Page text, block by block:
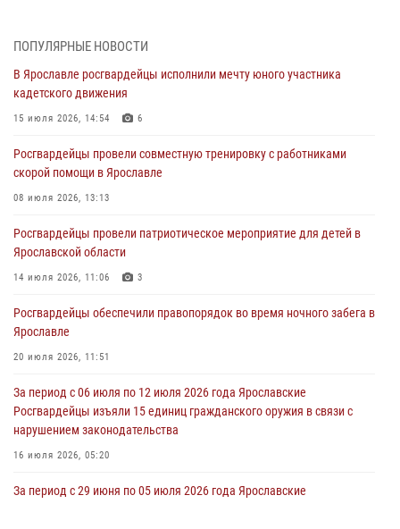
03 августа 2026, 07:24
Ярославские росгвардейцы за прошедшую неделю совершили
более 300 выездов по сигналам «тревога»
03 августа 2026, 07:09
Росгвардейцы оказали помощь беременной женщине во время
празднования Дня ВДВ в Ярославле
03 августа 2026, 06:20
За период с 20 июля по 26 июля 2026 года Ярославские
Росгвардейцы изъяли 41 единицу гражданского оружия в связи с
нарушением законодательства
В региональном управлении Росгвардии состоялся молебен,
приуроченный к празднику Крещения Руси
ПОПУЛЯРНЫЕ НОВОСТИ
В Ярославле росгвардейцы исполнили мечту юного участника
кадетского движения
15 июля 2026, 14:54 6
Росгвардейцы провели совместную тренировку с работниками
скорой помощи в Ярославле
08 июля 2026, 13:13
Росгвардейцы провели патриотическое мероприятие для детей в
Ярославской области
14 июля 2026, 11:06 3
Росгвардейцы обеспечили правопорядок во время ночного забега в
Ярославле
20 июля 2026, 11:51
За период с 06 июля по 12 июля 2026 года Ярославские
Росгвардейцы изъяли 15 единиц гражданского оружия в связи с
нарушением законодательства
16 июля 2026, 05:20
За период с 29 июня по 05 июля 2026 года Ярославские